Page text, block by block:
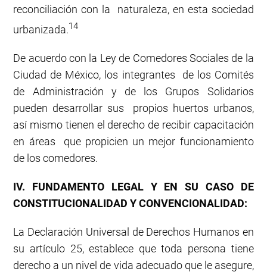
reconciliación con la naturaleza, en esta sociedad
urbanizada.14
De acuerdo con la Ley de Comedores Sociales de la
Ciudad de México, los integrantes de los Comités
de Administración y de los Grupos Solidarios
pueden desarrollar sus propios huertos urbanos,
así mismo tienen el derecho de recibir capacitación
en áreas que propicien un mejor funcionamiento
de los comedores.
IV. FUNDAMENTO LEGAL Y EN SU CASO DE
CONSTITUCIONALIDAD Y CONVENCIONALIDAD:
La Declaración Universal de Derechos Humanos en
su artículo 25, establece que toda persona tiene
derecho a un nivel de vida adecuado que le asegure,